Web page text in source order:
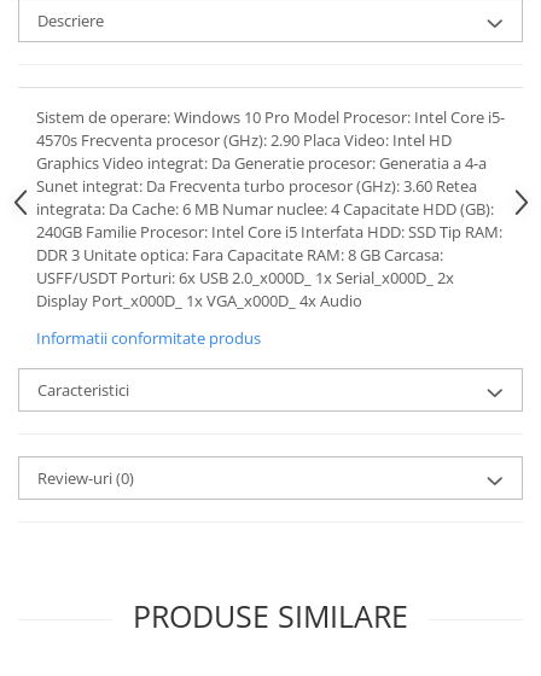
Descriere
Sistem de operare: Windows 10 Pro Model Procesor: Intel Core i5-
4570s Frecventa procesor (GHz): 2.90 Placa Video: Intel HD
Graphics Video integrat: Da Generatie procesor: Generatia a 4-a
Sunet integrat: Da Frecventa turbo procesor (GHz): 3.60 Retea
integrata: Da Cache: 6 MB Numar nuclee: 4 Capacitate HDD (GB):
240GB Familie Procesor: Intel Core i5 Interfata HDD: SSD Tip RAM:
DDR 3 Unitate optica: Fara Capacitate RAM: 8 GB Carcasa:
USFF/USDT Porturi: 6x USB 2.0_x000D_ 1x Serial_x000D_ 2x
Display Port_x000D_ 1x VGA_x000D_ 4x Audio
Informatii conformitate produs
Caracteristici
Review-uri(0)
PRODUSE SIMILARE